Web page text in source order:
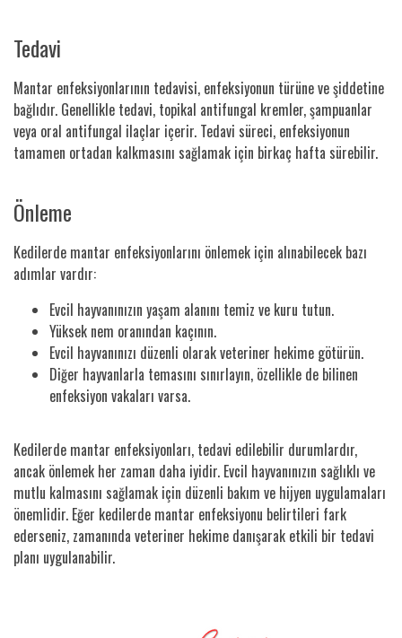
Tedavi
Mantar enfeksiyonlarının tedavisi, enfeksiyonun türüne ve şiddetine
bağlıdır. Genellikle tedavi, topikal antifungal kremler, şampuanlar
veya oral antifungal ilaçlar içerir. Tedavi süreci, enfeksiyonun
tamamen ortadan kalkmasını sağlamak için birkaç hafta sürebilir.
Önleme
Kedilerde mantar enfeksiyonlarını önlemek için alınabilecek bazı
adımlar vardır:
Evcil hayvanınızın yaşam alanını temiz ve kuru tutun.
Yüksek nem oranından kaçının.
Evcil hayvanınızı düzenli olarak veteriner hekime götürün.
Diğer hayvanlarla temasını sınırlayın, özellikle de bilinen
enfeksiyon vakaları varsa.
Kedilerde mantar enfeksiyonları, tedavi edilebilir durumlardır,
ancak önlemek her zaman daha iyidir. Evcil hayvanınızın sağlıklı ve
mutlu kalmasını sağlamak için düzenli bakım ve hijyen uygulamaları
önemlidir. Eğer kedilerde mantar enfeksiyonu belirtileri fark
ederseniz, zamanında veteriner hekime danışarak etkili bir tedavi
planı uygulanabilir.